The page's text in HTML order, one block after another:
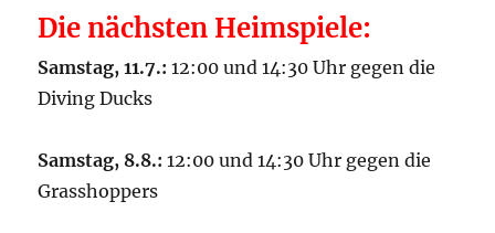
Die nächsten Heimspiele:
Samstag, 11.7.: 12:00 und 14:30 Uhr gegen die
Diving Ducks
Samstag, 8.8.: 12:00 und 14:30 Uhr gegen die
Grasshoppers